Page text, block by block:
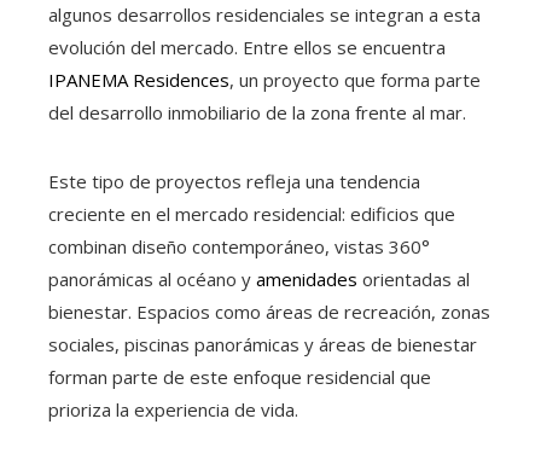
algunos desarrollos residenciales se integran a esta
evolución del mercado. Entre ellos se encuentra
IPANEMA Residences, un proyecto que forma parte
del desarrollo inmobiliario de la zona frente al mar.
Este tipo de proyectos refleja una tendencia
creciente en el mercado residencial: edificios que
combinan diseño contemporáneo, vistas 360°
panorámicas al océano y amenidades orientadas al
bienestar. Espacios como áreas de recreación, zonas
sociales, piscinas panorámicas y áreas de bienestar
forman parte de este enfoque residencial que
prioriza la experiencia de vida.